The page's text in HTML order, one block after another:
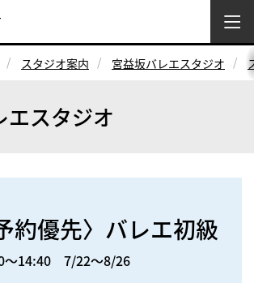
スタジオ案内 宮益坂バレエスタジオ
エスタジオ
約優先〉バレエ初級
14:40 7/22～8/26